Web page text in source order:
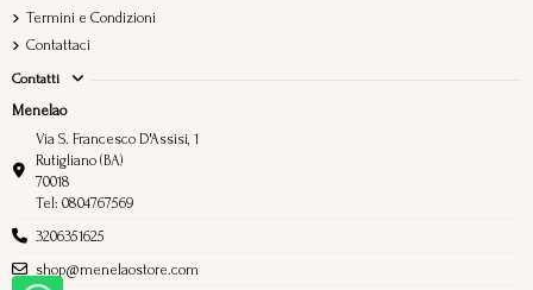
Termini e Condizioni
Contattaci
Contatti
Menelao
Via S. Francesco D'Assisi, 1
Rutigliano (BA)
70018
Tel: 0804767569
3206351625
shop@menelaostore.com